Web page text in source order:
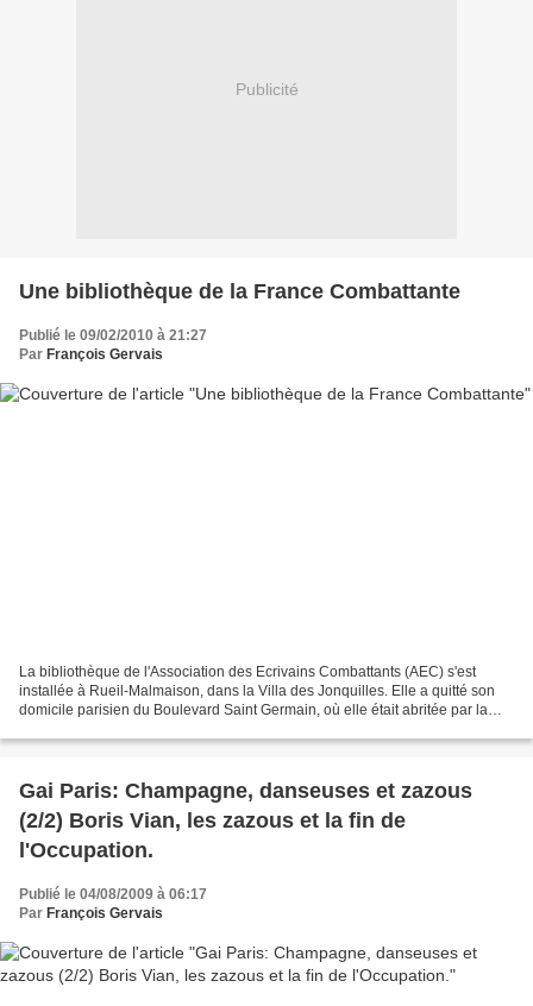
Publicité
Une bibliothèque de la France Combattante
Publié le 09/02/2010 à 21:27
Par François Gervais
La bibliothèque de l'Association des Ecrivains Combattants (AEC) s'est
installée à Rueil-Malmaison, dans la Villa des Jonquilles. Elle a quitté son
domicile parisien du Boulevard Saint Germain, où elle était abritée par la
Gai Paris: Champagne, danseuses et zazous
(2/2) Boris Vian, les zazous et la fin de
l'Occupation.
Publié le 04/08/2009 à 06:17
Par François Gervais